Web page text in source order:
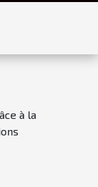
à la